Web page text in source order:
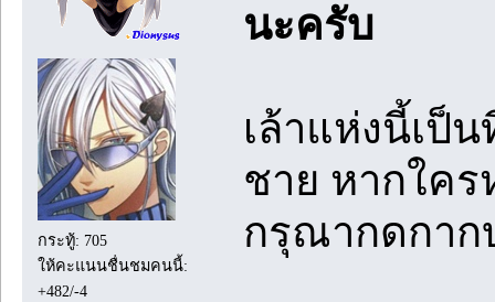
กระทู้: 705
ให้คะแนนชื่นชมคนนี้:
+482/-4
นะครับ
เล้าแห่งนี้เป็
ชาย หากใค
กรุณากดกาก